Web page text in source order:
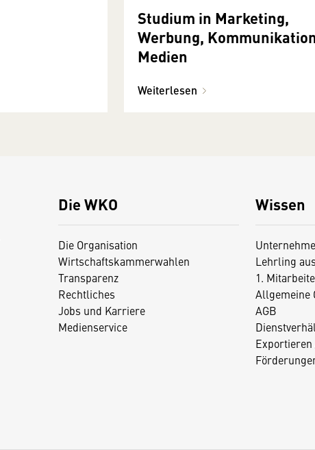
Studium in Marketing,
Werbung,
Medien
Weiterlesen
Die WKO
Die Organisation
Wirtschaftskammerwahlen
Transparenz
Rechtliches
Jobs und Karriere
Medienservice
Wissen
Lehrling
1.
Allgemeine
AGB